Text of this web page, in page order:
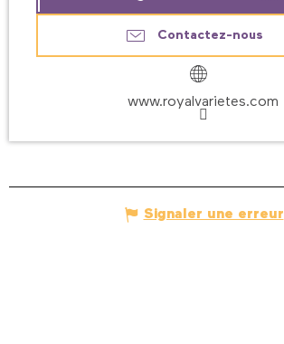
Contactez-nous
www.royalvarietes.com
Signaler une erreur